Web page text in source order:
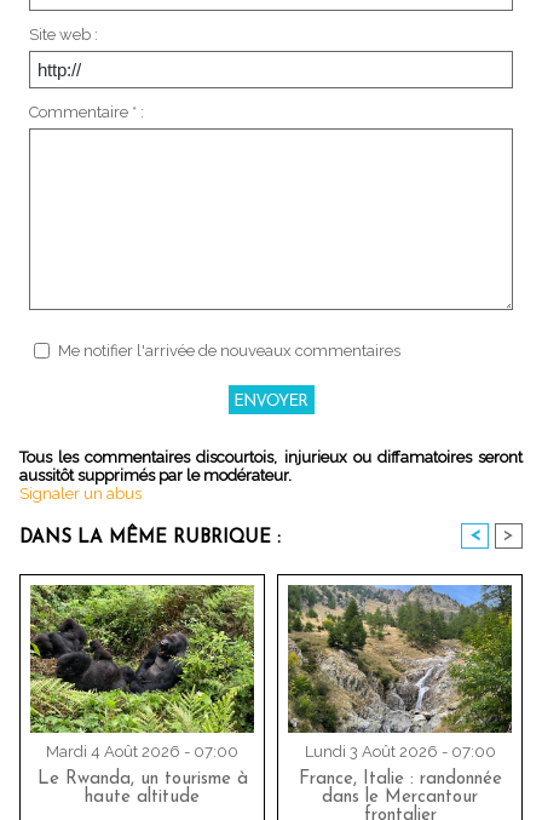
Site web :
Commentaire * :
Me notifier l'arrivée de nouveaux commentaires
Tous les commentaires discourtois, injurieux ou diffamatoires seront
aussitôt supprimés par le modérateur.
Signaler un abus
DANS LA MÊME RUBRIQUE : < >
Mardi 4 Août 2026 - 07:00
Le Rwanda, un tourisme à
haute altitude
Lundi 3 Août 2026 - 07:00
France, Italie : randonnée
dans le Mercantour
frontalier